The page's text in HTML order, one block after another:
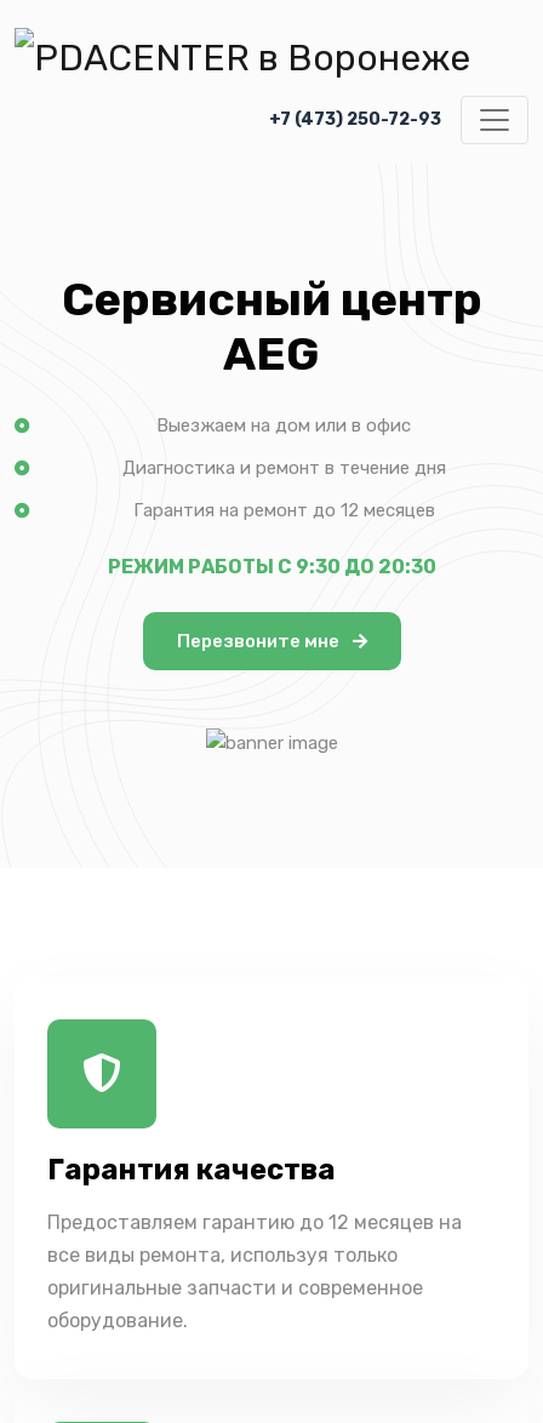
+7 (473) 250-72-93
Сервисный центр
AEG
Выезжаем на дом или в офис
Диагностика и ремонт в течение дня
Гарантия на ремонт до 12 месяцев
РЕЖИМ РАБОТЫ С 9:30 ДО 20:30
Перезвоните мне
Гарантия качества
Предоставляем гарантию до 12 месяцев на
все виды ремонта, используя только
оригинальные запчасти и современное
оборудование.